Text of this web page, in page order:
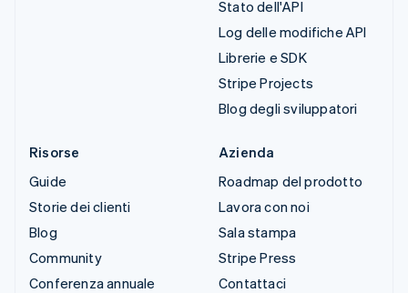
Stato dell'API
Log delle modifiche API
Librerie e SDK
Stripe Projects
Blog degli sviluppatori
Risorse
Guide
Storie dei clienti
Blog
Community
Conferenza annuale
Azienda
Roadmap del prodotto
Lavora con noi
Sala stampa
Stripe Press
Contattaci